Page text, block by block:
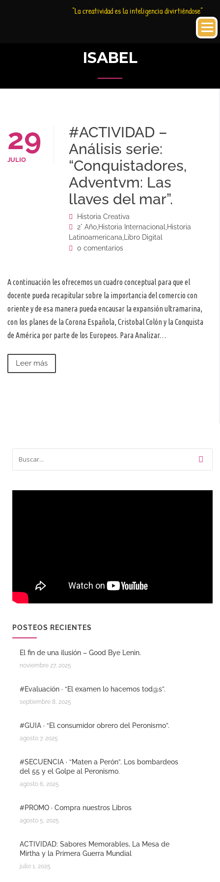
“La creatividad es la inteligencia divirtiéndose”
ISABEL
29
JULIO
#ACTIVIDAD –
Análisis serie:
“Conquistadores,
Adventvm: Las
llaves del mar”.
Historia Creativa
2° Año,Historia Internacional,Historia
Latinoamericana,Libro Digital
0 comentarios
A continuación les ofrecemos un cuadro conceptual para que el
docente pueda recapitular sobre la importancia del comercio con
oriente y de esa manera pueda encausar la expansión ultramarina,
con los planes de la Corona Española, Cristobal Colón y la Conquista
de América por parte de los Europeos. Para Analizar…
Leer más
POSTEOS RECIENTES
El fin de una ilusión – Good Bye Lenin.
noviembre 27, 2025
#Evaluación · “El examen lo hacemos tod@s”.
septiembre 8, 2025
#GUIA · “El consumidor obrero del Peronismo”.
agosto 7, 2025
#SECUENCIA · “Maten a Perón”. Los bombardeos
del 55 y el Golpe al Peronismo.
agosto 6, 2025
#PROMO · Compra nuestros Libros
agosto 5, 2025
ACTIVIDAD: Sabores Memorables, La Mesa de
Mirtha y la Primera Guerra Mundial
julio 1, 2025